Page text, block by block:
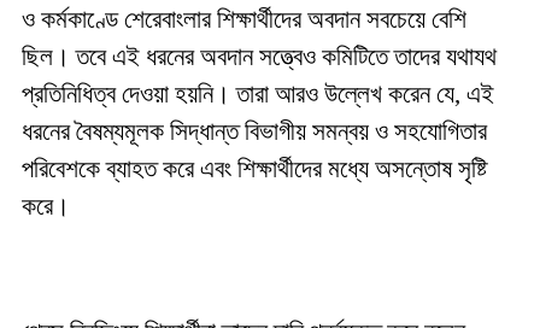
ও কর্মকাণ্ডে শেরেবাংলার শিক্ষার্থীদের অবদান সবচেয়ে বেশি
ছিল। তবে এই ধরনের অবদান সত্ত্বেও কমিটিতে তাদের যথাযথ
প্রতিনিধিত্ব দেওয়া হয়নি। তারা আরও উল্লেখ করেন যে, এই
ধরনের বৈষম্যমূলক সিদ্ধান্ত বিভাগীয় সমন্বয় ও সহযোগিতার
পরিবেশকে ব্যাহত করে এবং শিক্ষার্থীদের মধ্যে অসন্তোষ সৃষ্টি
করে।